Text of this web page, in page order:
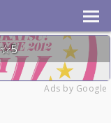
5
Ads by Google